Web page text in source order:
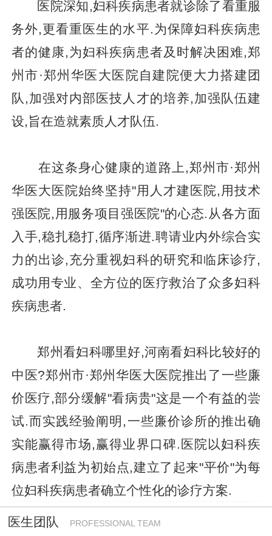
医院深知,妇科疾病患者就诊除了看重服
务外,更看重医生的水平.为保障妇科疾病患
者的健康,为妇科疾病患者及时解决困难,郑
州市·郑州华医大医院自建院便大力搭建团
队,加强对内部医技人才的培养,加强队伍建
设,旨在造就素质人才队伍.
在这条身心健康的道路上,郑州市·郑州
华医大医院始终坚持"用人才建医院,用技术
强医院,用服务项目强医院"的心态.从各方面
入手,稳扎稳打,循序渐进.聘请业内外综合实
力的出诊,充分重视妇科的研究和临床诊疗,
成功用专业、全方位的医疗救治了众多妇科
疾病患者.
郑州看妇科哪里好,河南看妇科比较好的
中医?郑州市·郑州华医大医院推出了一些廉
价医疗,部分缓解"看病贵"这是一个有益的尝
试.而实践经验阐明,一些廉价诊所的推出确
实能赢得市场,赢得业界口碑.医院以妇科疾
病患者利益为初始点,建立了起来"平价"为每
位妇科疾病患者确立个性化的诊疗方案.
医生团队 PROFESSIONAL TEAM